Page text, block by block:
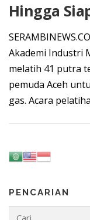
Hingga
Akademi Industri
melatih 41 putra
pemuda Aceh
gas. Acara
PENCARIAN
Cari